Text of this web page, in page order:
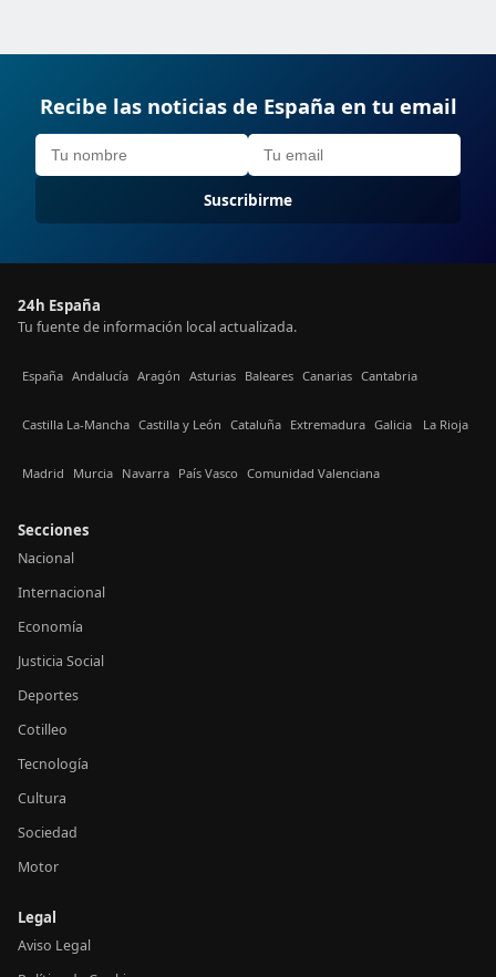
Recibe las noticias de España en tu email
Suscribirme
24h España
Tu fuente de información local actualizada.
España Andalucía Aragón Asturias Baleares Canarias Cantabria
Castilla La-Mancha Castilla y León Cataluña Extremadura Galicia La Rioja
Madrid Murcia Navarra País Vasco Comunidad Valenciana
Secciones
Nacional
Internacional
Economía
Justicia Social
Deportes
Cotilleo
Tecnología
Cultura
Sociedad
Motor
Legal
Aviso Legal